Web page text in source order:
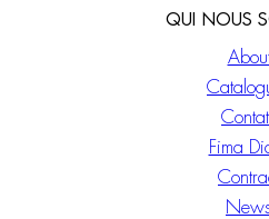
QUI NOUS
Fima